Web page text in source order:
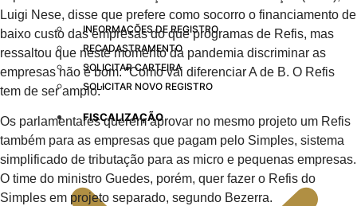
INFORMAÇÕES DE REGISTRO
RECADASTRAMENTO
SOLICITAR CARTEIRA
SOLICITAR NOVO REGISTRO
FISCALIZAÇÃO
Luigi Nese, disse que prefere como socorro o financiamento de
baixo custo das empresas do que programas de Refis, mas
ressaltou que neste momento da pandemia discriminar as
empresas não é bom. “Como vai diferenciar A de B. O Refis
tem de ser amplo.”
Os parlamentares querem aprovar no mesmo projeto um Refis
também para as empresas que pagam pelo Simples, sistema
simplificado de tributação para as micro e pequenas empresas.
O time do ministro Guedes, porém, quer fazer o Refis do
Simples em projeto separado, segundo Bezerra.